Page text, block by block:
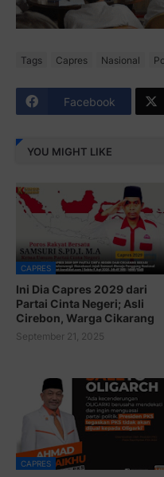
Tags Capres Nasional
Facebook
YOU MIGHT LIKE
CAPRES
Ini Dia Capres 2029 dari
Partai Cinta Negeri; Asli
Cirebon, Warga Cikarang
September 21, 2025
CAPRES